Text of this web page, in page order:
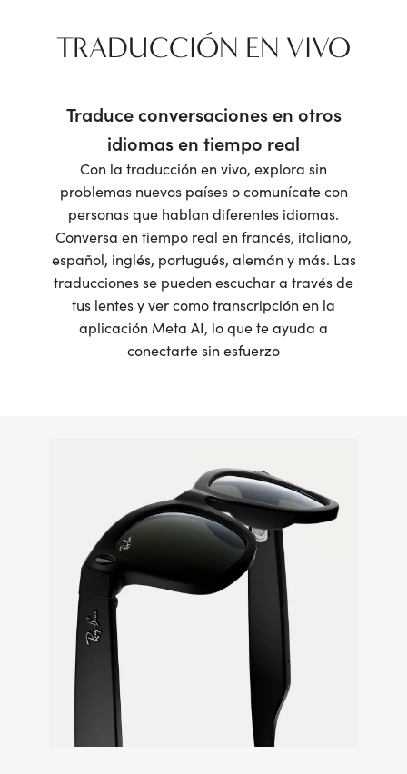
TRADUCCIÓN EN VIVO
Traduce conversaciones en otros
idiomas en tiempo real
Con la traducción en vivo, explora sin
problemas nuevos países o comunícate con
personas que hablan diferentes idiomas.
Conversa en tiempo real en francés, italiano,
español, inglés, portugués, alemán y más. Las
traducciones se pueden escuchar a través de
tus lentes y ver como transcripción en la
aplicación Meta AI, lo que te ayuda a
conectarte sin esfuerzo